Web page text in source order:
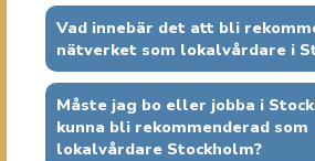
Vad innebär det att bli
nätverket som lokalvårdare i
Måste jag bo eller jobba i
kunna bli rekommenderad som
lokalvårdare Stockholm?